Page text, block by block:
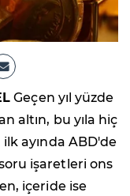
Geçen yıl yüzde
altın, bu yıla hiç
ilk ayında ABD'de
işaretleri ons
içeride ise